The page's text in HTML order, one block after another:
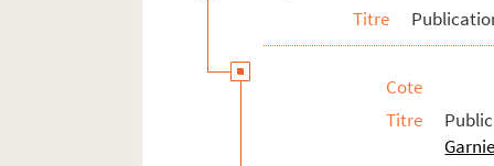
Titre
Cote
Titre